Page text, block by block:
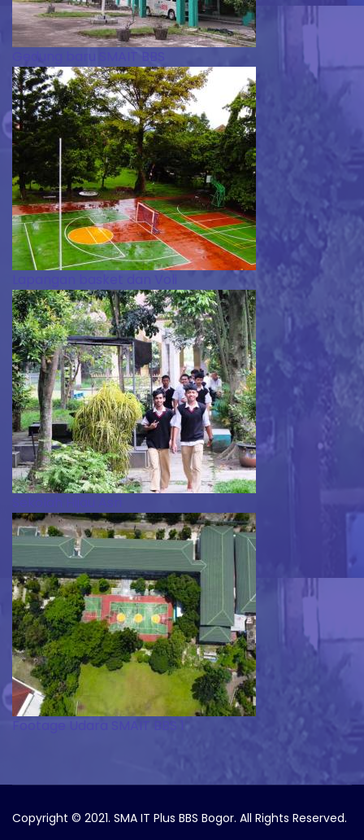
Gedung baru SMAIT BBS
Lapangan basket dan Voli
Sekolah Hijau Asri
Footage Udara SMAIT BBS 1
Copyright © 2021. SMA IT Plus BBS Bogor. All Rights Reserved.